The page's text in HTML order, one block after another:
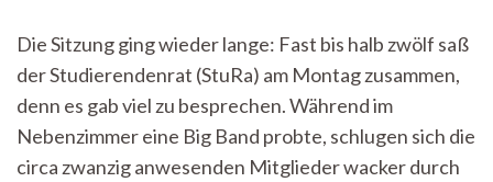
vom
14.11.2022
Studiverwaltete
Cafeterien
kommen
Die Sitzung ging wieder lange: Fast bis halb zwölf saß
der Studierendenrat (StuRa) am Montag zusammen,
denn es gab viel zu besprechen. Während im
Nebenzimmer eine Big Band probte, schlugen sich die
circa zwanzig anwesenden Mitglieder wacker durch